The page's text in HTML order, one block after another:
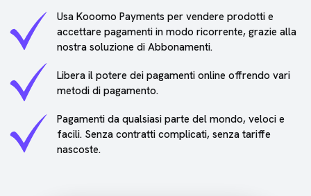
Usa Kooomo Payments per vendere prodotti e
accettare pagamenti in modo ricorrente, grazie alla
nostra soluzione di Abbonamenti.
Libera il potere dei pagamenti online offrendo vari
metodi di pagamento.
Pagamenti da qualsiasi parte del mondo, veloci e
facili. Senza contratti complicati, senza tariffe
nascoste.